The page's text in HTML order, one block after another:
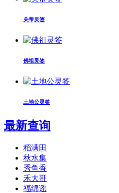
关帝灵签
佛祖灵签
土地公灵签
最新查询
稻满田
秋水集
秀鱼香
禾大哥
福绵谣